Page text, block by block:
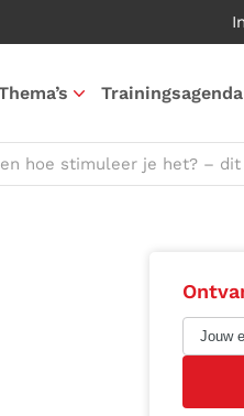
Trainingsagenda
hoe stimuleer je het? –